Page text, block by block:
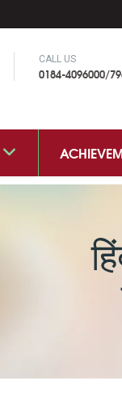
CALL US
0184-4096000/